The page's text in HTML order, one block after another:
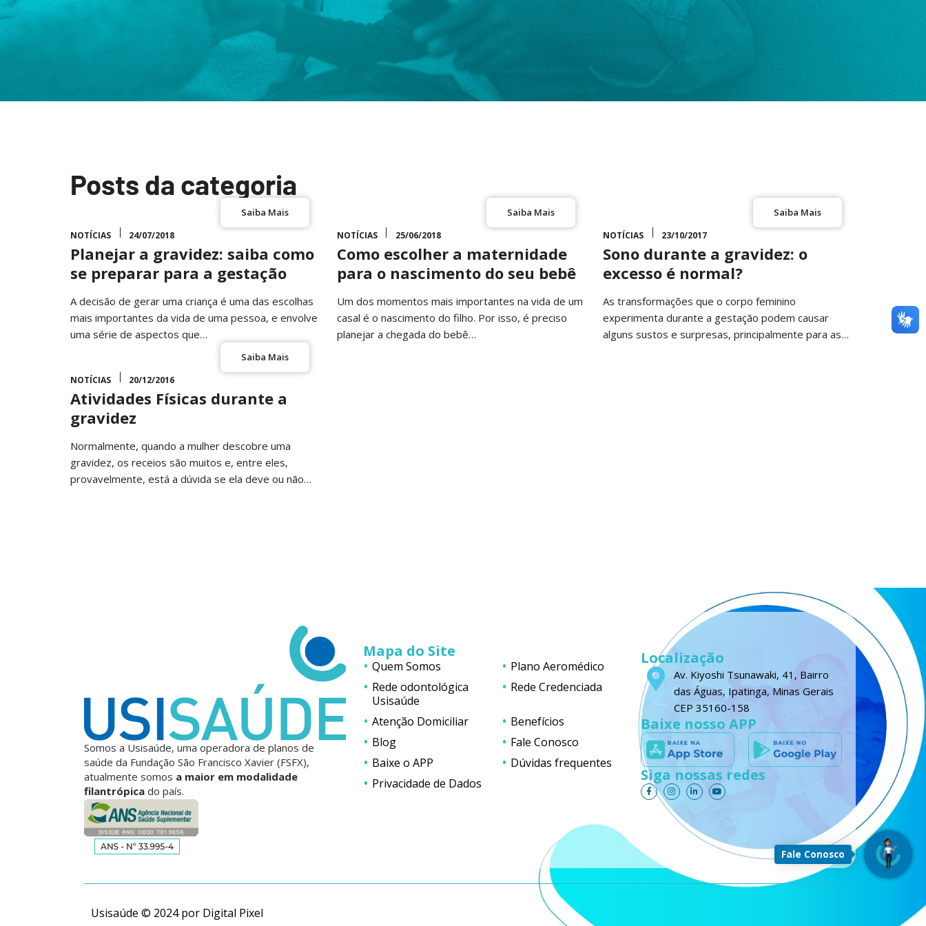
Posts da categoria
Saiba Mais
NOTÍCIAS 24/07/2018
Planejar a gravidez: saiba como
se preparar para a gestação
A decisão de gerar uma criança é uma das escolhas
mais importantes da vida de uma pessoa, e envolve
uma série de aspectos que…
Saiba Mais
NOTÍCIAS 25/06/2018
Como escolher a maternidade
para o nascimento do seu bebê
Um dos momentos mais importantes na vida de um
casal é o nascimento do filho. Por isso, é preciso
planejar a chegada do bebê…
Saiba Mais
NOTÍCIAS 23/10/2017
Sono durante a gravidez: o
excesso é normal?
As transformações que o corpo feminino
experimenta durante a gestação podem causar
alguns sustos e surpresas, principalmente para as
Saiba Mais
NOTÍCIAS 20/12/2016
Atividades Físicas durante a
gravidez
Normalmente, quando a mulher descobre uma
gravidez, os receios são muitos e, entre eles,
provavelmente, está a dúvida se ela deve ou não
Somos a Usisaúde, uma operadora de planos de
saúde da Fundação São Francisco Xavier (FSFX),
atualmente somos a maior em modalidade
filantrópica do país.
Mapa do Site
Quem Somos
Plano Aeromédico
Rede odontológica
Usisaúde
Rede Credenciada
Atenção Domiciliar
Benefícios
Blog
Fale Conosco
Baixe o APP
Dúvidas frequentes
Privacidade de Dados
Localização
Av. Kiyoshi Tsunawaki, 41, Bairro
das Águas, Ipatinga, Minas Gerais
CEP 35160-158
Baixe nosso APP
Siga nossas redes
F
a
c
f
I
n
s
t
a
L
i
n
d
i
Y
o
u
Usisaúde © 2024 por Digital Pixel
Fale Conosco